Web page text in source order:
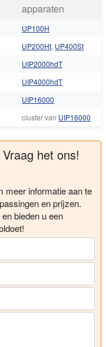
apparaten
UP100H
UP200Ht, UP400St
UIP2000hdT
UIP4000hdT
UIP16000
cluster van UIP16000
het ons!
meer informatie aan te
en prijzen.
bieden u een